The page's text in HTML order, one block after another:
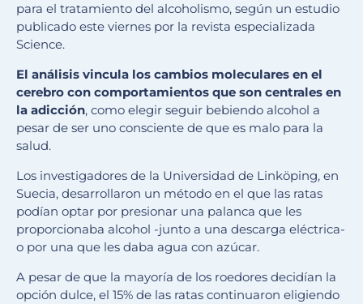
para el tratamiento del alcoholismo, según un estudio
publicado este viernes por la revista especializada
Science.
El análisis vincula los cambios moleculares en el
cerebro con comportamientos que son centrales en
la adicción, como elegir seguir bebiendo alcohol a
pesar de ser uno consciente de que es malo para la
salud.
Los investigadores de la Universidad de Linköping, en
Suecia, desarrollaron un método en el que las ratas
podían optar por presionar una palanca que les
proporcionaba alcohol -junto a una descarga eléctrica-
o por una que les daba agua con azúcar.
A pesar de que la mayoría de los roedores decidían la
opción dulce, el 15% de las ratas continuaron eligiendo